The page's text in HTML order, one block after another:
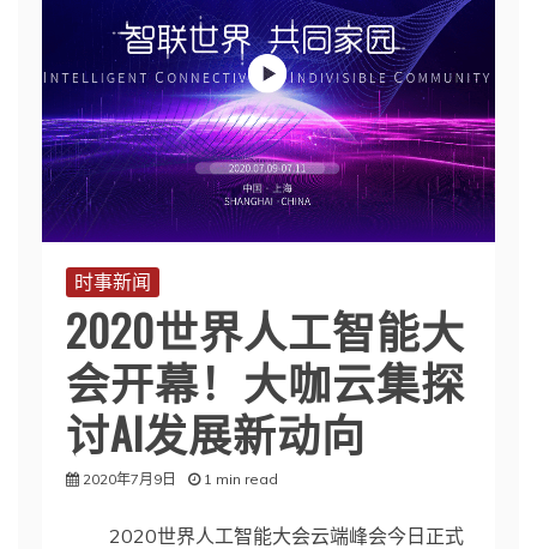
时事新闻
2020世界人工智能大
会开幕！大咖云集探
讨AI发展新动向
2020年7月9日 1 min read
2020世界人工智能大会云端峰会今日正式